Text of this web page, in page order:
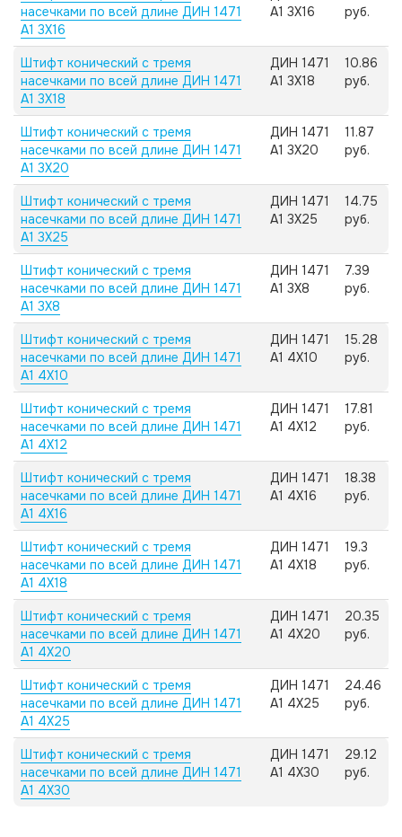
насечками по всей длине ДИН 1471
А1 3X16
А1 3X16
руб.
Штифт конический с тремя
насечками по всей длине ДИН 1471
А1 3X18
ДИН 1471
А1 3X18
10.86
руб.
Штифт конический с тремя
насечками по всей длине ДИН 1471
А1 3X20
ДИН 1471
А1 3X20
11.87
руб.
Штифт конический с тремя
насечками по всей длине ДИН 1471
А1 3X25
ДИН 1471
А1 3X25
14.75
руб.
Штифт конический с тремя
насечками по всей длине ДИН 1471
А1 3X8
ДИН 1471
А1 3X8
7.39
руб.
Штифт конический с тремя
насечками по всей длине ДИН 1471
А1 4X10
ДИН 1471
А1 4X10
15.28
руб.
Штифт конический с тремя
насечками по всей длине ДИН 1471
А1 4X12
ДИН 1471
А1 4X12
17.81
руб.
Штифт конический с тремя
насечками по всей длине ДИН 1471
А1 4X16
ДИН 1471
А1 4X16
18.38
руб.
Штифт конический с тремя
насечками по всей длине ДИН 1471
А1 4X18
ДИН 1471
А1 4X18
19.3
руб.
Штифт конический с тремя
насечками по всей длине ДИН 1471
А1 4X20
ДИН 1471
А1 4X20
20.35
руб.
Штифт конический с тремя
насечками по всей длине ДИН 1471
А1 4X25
ДИН 1471
А1 4X25
24.46
руб.
Штифт конический с тремя
насечками по всей длине ДИН 1471
А1 4X30
ДИН 1471
А1 4X30
29.12
руб.